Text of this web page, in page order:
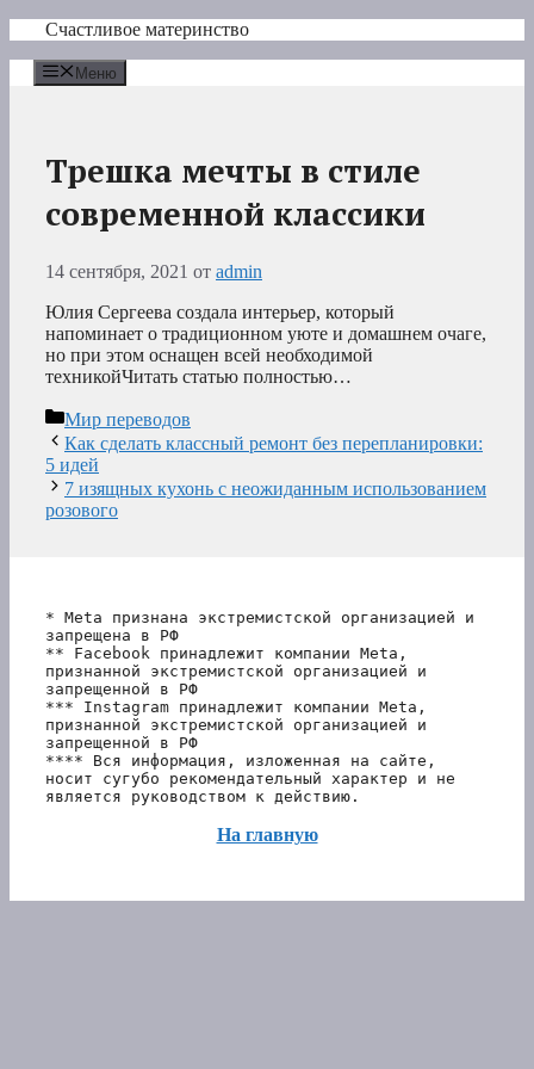
Перейти
содержимому
Счастливое материнство
Меню
Трешка мечты в стиле
современной классики
14 сентября, 2021 от admin
Юлия Сергеева создала интерьер, который
напоминает о традиционном уюте и домашнем очаге,
но при этом оснащен всей необходимой
техникойЧитать статью полностью…
Рубрики
Мир переводов
Как сделать классный ремонт без перепланировки:
5 идей
7 изящных кухонь с неожиданным использованием
розового
* Meta признана экстремистской организацией и
запрещена в РФ
** Facebook принадлежит компании Meta,
признанной экстремистской организацией и
запрещенной в РФ
*** Instagram принадлежит компании Meta,
признанной экстремистской организацией и
запрещенной в РФ
**** Вся информация, изложенная на сайте,
носит сугубо рекомендательный характер и не
является руководством к действию.
На главную